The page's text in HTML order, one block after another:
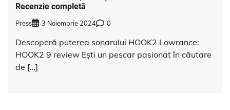
Recenzie completă
Press 3 Noiembrie 2024 0
Descoperă puterea sonarului HOOK2 Lowrance:
HOOK2 9 review Ești un pescar pasionat în căutare
de […]